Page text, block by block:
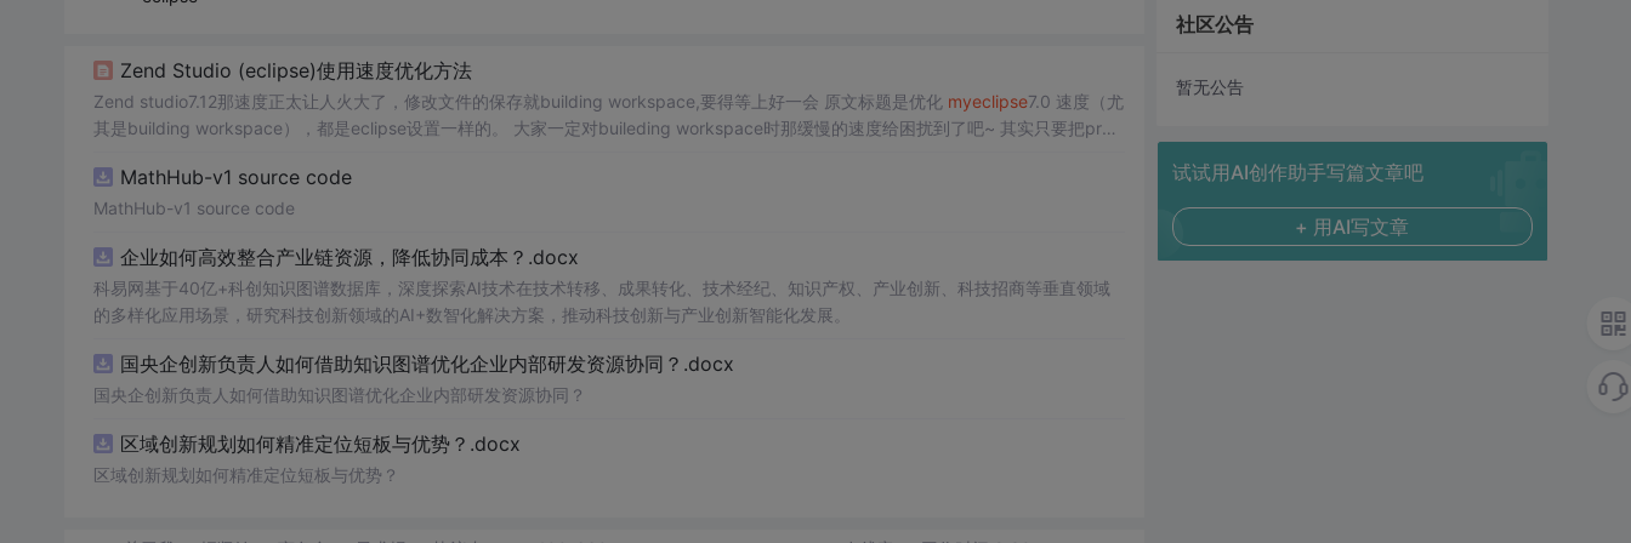
Zend Studio (eclipse)使用速度优化方法
Zend studio7.12那速度正太让人火大了，修改文件的保存就building workspace,要得等上好一会 原文标题是优化 myeclipse7.0 速度（尤
其是building workspace），都是eclipse设置一样的。 大家一定对buileding workspace时那缓慢的速度给困扰到了吧~ 其实只要把proje
MathHub-v1 source code
MathHub-v1 source code
企业如何高效整合产业链资源，降低协同成本？.docx
科易网基于40亿+科创知识图谱数据库，深度探索AI技术在技术转移、成果转化、技术经纪、知识产权、产业创新、科技招商等垂直领域
的多样化应用场景，研究科技创新领域的AI+数智化解决方案，推动科技创新与产业创新智能化发展。
国央企创新负责人如何借助知识图谱优化企业内部研发资源协同？.docx
国央企创新负责人如何借助知识图谱优化企业内部研发资源协同？
区域创新规划如何精准定位短板与优势？.docx
区域创新规划如何精准定位短板与优势？
社区公告
暂无公告
试试用AI创作助手写篇文章吧
+ 用AI写文章